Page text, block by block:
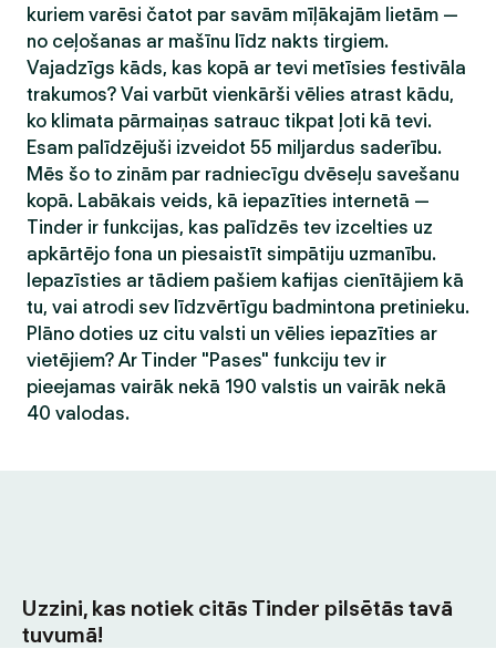
kuriem varēsi čatot par savām mīļākajām lietām —
no ceļošanas ar mašīnu līdz nakts tirgiem.
Vajadzīgs kāds, kas kopā ar tevi metīsies festivāla
trakumos? Vai varbūt vienkārši vēlies atrast kādu,
ko klimata pārmaiņas satrauc tikpat ļoti kā tevi.
Esam palīdzējuši izveidot 55 miljardus saderību.
Mēs šo to zinām par radniecīgu dvēseļu savešanu
kopā. Labākais veids, kā iepazīties internetā —
Tinder ir funkcijas, kas palīdzēs tev izcelties uz
apkārtējo fona un piesaistīt simpātiju uzmanību.
Iepazīsties ar tādiem pašiem kafijas cienītājiem kā
tu, vai atrodi sev līdzvērtīgu badmintona pretinieku.
Plāno doties uz citu valsti un vēlies iepazīties ar
vietējiem? Ar Tinder "Pases" funkciju tev ir
pieejamas vairāk nekā 190 valstis un vairāk nekā
40 valodas.
Uzzini, kas notiek citās Tinder pilsētās tavā
tuvumā!